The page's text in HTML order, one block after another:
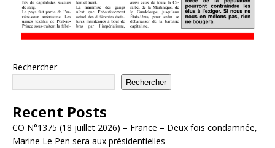
Rechercher
Rechercher
Recent Posts
CO N°1375 (18 juillet 2026) – France – Deux fois condamnée,
Marine Le Pen sera aux présidentielles